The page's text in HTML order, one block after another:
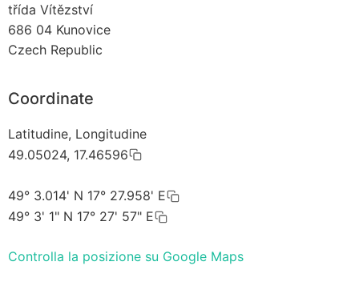
třída Vítězství
686 04 Kunovice
Czech Republic
Coordinate
Latitudine, Longitudine
49.05024, 17.46596
49° 3.014' N 17° 27.958' E
49° 3' 1" N 17° 27' 57" E
Controlla la posizione su Google Maps